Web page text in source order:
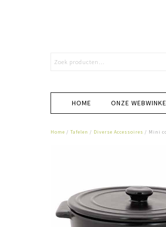
HOME ONZE
Home / Tafelen / Diverse Accessoires / Mini